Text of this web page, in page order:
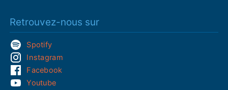
Retrouvez-nous sur
Spotify
Instagram
Facebook
Youtube